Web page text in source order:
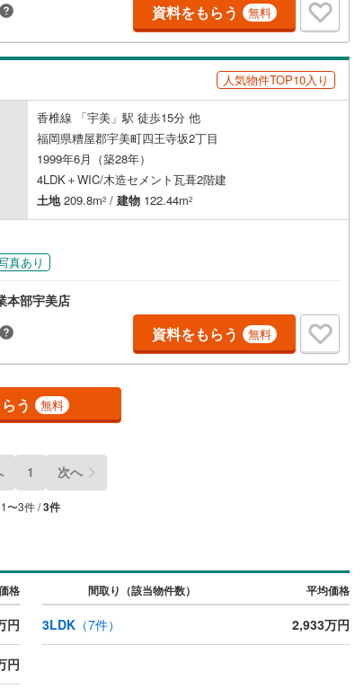
資料をもらう 無料
人気物件TOP10入り
香椎線 「宇美」駅 徒歩15分 他
福岡県糟屋郡宇美町四王寺坂2丁目
1999年6月（築28年）
4LDK＋WIC/木造セメント瓦葺2階建
土地209.8m2 / 建物 122.44m2
真あり
本部宇美店
資料をもらう 無料
う 無料
1 次へ
1〜3件 /3件
格 間取り（該当物件数） 平均価格
円 3LDK（7件） 2,933万円
円
ゼット
床下収納（1）
）
質・工法関連
造
住宅性能評価付き
談)可（1）